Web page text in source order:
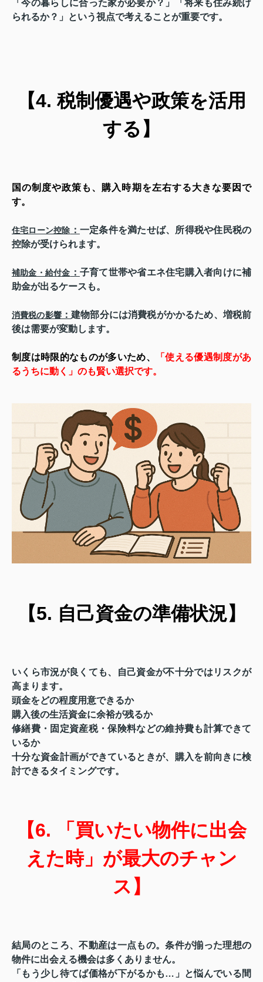
「今の暮らしに合った家が必要か？」「将来も住み続け
られるか？」という視点で考えることが重要です。
【4. 税制優遇や政策を活用
する】
国の制度や政策も、購入時期を左右する大きな要因で
す。
住宅ローン控除 ： 一定条件を満たせば、所得税や住民税の
控除が受けられます。
補助金・給付金 ： 子育て世帯や省エネ住宅購入者向けに補
助金が出るケースも。
消費税の影響：建物部分には消費税がかかるため、増税前
後は需要が変動します。
制度は時限的なものが多いため、
「使える優遇制度があ
るうちに動く」のも賢い選択です。
【5. 自己資金の準備状況】
いくら市況が良くても、自己資金が不十分ではリスクが
高まります。
頭金をどの程度用意できるか
購入後の生活資金に余裕が残るか
修繕費・固定資産税・保険料などの維持費も計算できて
いるか
十分な資金計画ができているときが、購入を前向きに検
討できるタイミングです。
【6. 「買いたい物件に出会
えた時」が最大のチャン
ス】
結局のところ、不動産は一点もの。条件が揃った理想の
物件に出会える機会は多くありません。
「もう少し待てば価格が下がるかも…」と悩んでいる間